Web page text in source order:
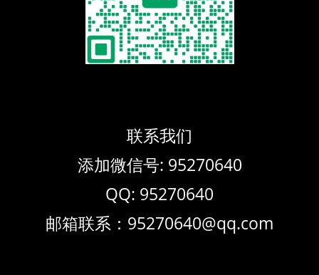
联系我们
添加微信号: 95270640
QQ: 95270640
邮箱联系：95270640@qq.com